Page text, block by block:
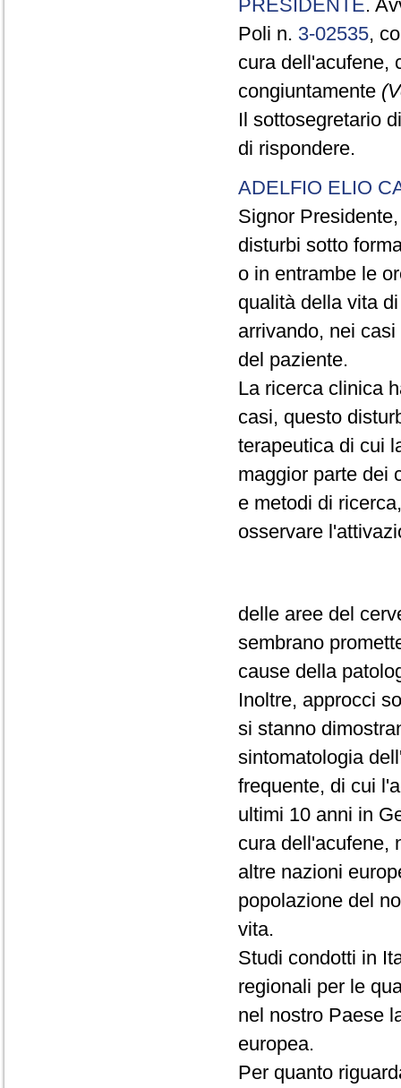
PRESIDENTE.
Poli n. 3-02535,
cura dell'acufene,
congiuntamente
Il sottosegretario
di rispondere.
ADELFIO ELIO
Signor
disturbi sotto
o in entrambe le
qualità della vita
arrivando, nei
del paziente.
La ricerca clinica
casi, questo
terapeutica di cui
maggior parte dei
e metodi di
osservare
delle aree del
sembrano
cause della
Inoltre, approcci
si stanno
sintomatologia
frequente, di cui
ultimi 10 anni in
cura dell'acufene,
altre nazioni
popolazione del
vita.
Studi condotti in
regionali per le
nel nostro Paese
europea.
Per quanto